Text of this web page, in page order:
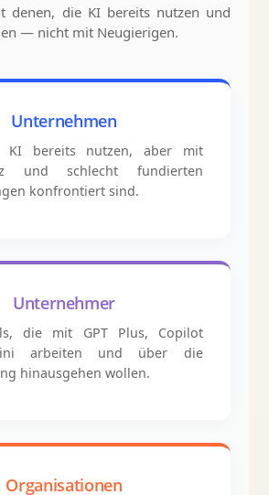
denen, die KI bereits nutzen und
— nicht mit Neugierigen.
Unternehmen
KI bereits nutzen, aber mit
und schlecht fundierten
konfrontiert sind.
Unternehmer
die mit GPT Plus, Copilot
arbeiten und über die
hinausgehen wollen.
Organisationen